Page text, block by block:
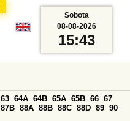
63 64A 64B 65A 65B 66 67
87B 88A 88B 88C 88D 89 90
Sobota
08-08-2026
15:43